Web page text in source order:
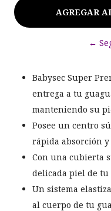
←
Babysec Super
entrega a tu
manteniendo su
Posee un centro
rápida absorción
Con una cubierta
delicada piel de tu
Un sistema
al cuerpo de tu